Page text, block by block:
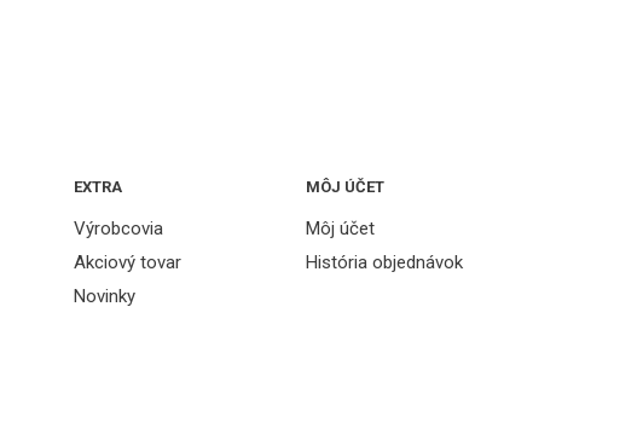
EXTRA
Výrobcovia
Akciový tovar
Novinky
MÔJ ÚČET
Môj účet
História objednávok